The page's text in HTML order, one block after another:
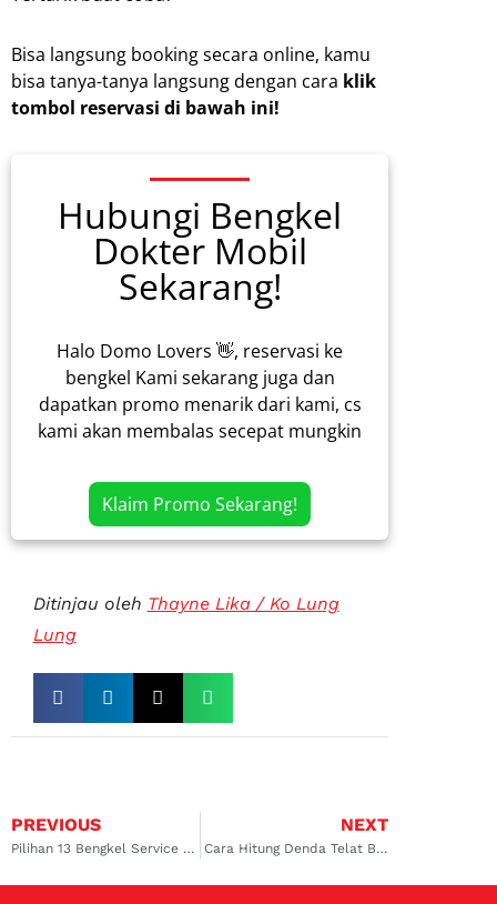
Bisa langsung booking secara online, kamu
bisa tanya-tanya langsung dengan cara klik
tombol reservasi di bawah ini!
Hubungi Bengkel
Dokter Mobil
Sekarang!
Halo Domo Lovers 👋, reservasi ke
bengkel Kami sekarang juga dan
dapatkan promo menarik dari kami, cs
kami akan membalas secepat mungkin
Klaim Promo Sekarang!
Ditinjau oleh Thayne Lika / Ko Lung
Lung
PREVIOUS
Pilihan 13 Bengkel Service Mobil Toyota Jakarta Timur Terbaik
NEXT
Cara Hitung Denda Telat Bayar Pajak Mobil yang Lengkap